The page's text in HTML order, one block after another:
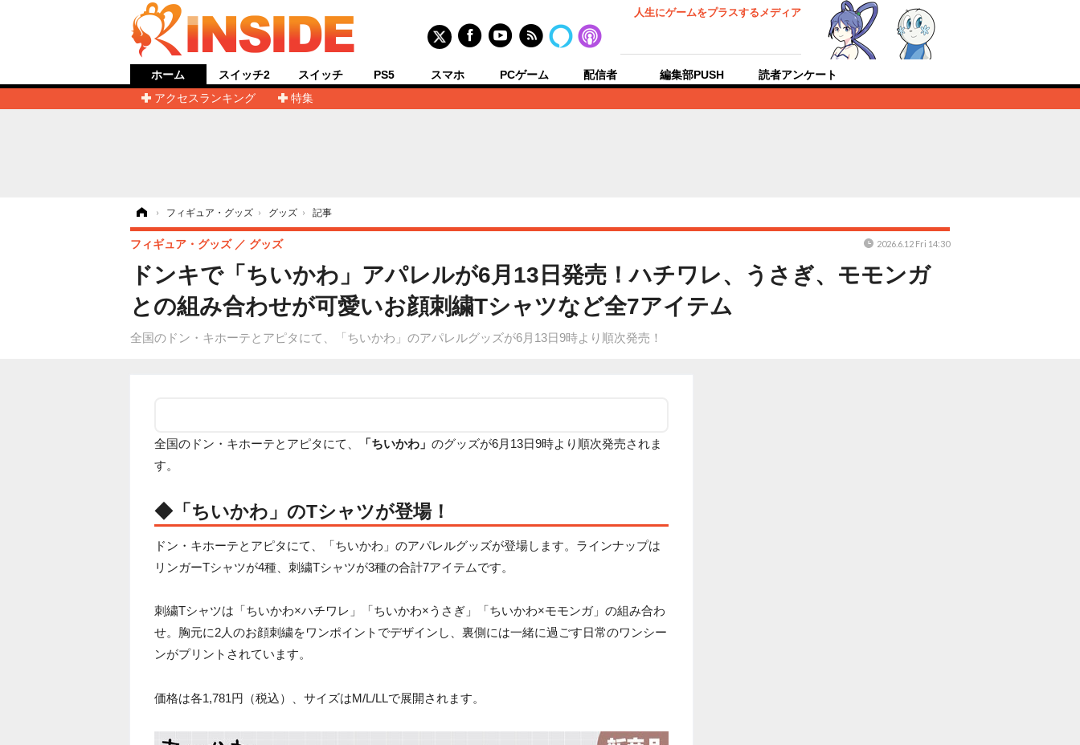
人生にゲームをプラスするメディア
ホーム
アクセスランキング
特集
スイッチ2 スイッチ PS5 スマホ PCゲーム 配信者 編集部PUSH 読者アンケート
› フィギュア・グッズ › グッズ › 記事
ドンキで「ちいかわ」アパレルが6月13日発売！ハチワレ、うさぎ、モモンガ
との組み合わせが可愛いお顔刺繍Tシャツなど全7アイテム
全国のドン・キホーテとアピタにて、「ちいかわ」のアパレルグッズが6月13日9時より順次発売！
フィギュア・グッズ グッズ 2026.6.12 Fri 14:30
全国のドン・キホーテとアピタにて、 「ちいかわ」 のグッズが6月13日9時より順次発売されま
す。
◆「ちいかわ」のTシャツが登場！
ドン・キホーテとアピタにて、「ちいかわ」のアパレルグッズが登場します。ラインナップは
リンガーTシャツが4種、刺繍Tシャツが3種の合計7アイテムです。
刺繍Tシャツは「ちいかわ×ハチワレ」「ちいかわ×うさぎ」「ちいかわ×モモンガ」の組み合わ
せ。胸元に2人のお顔刺繍をワンポイントでデザインし、裏側には一緒に過ごす日常のワンシー
ンがプリントされています。
価格は各1,781円（税込）、サイズはM/L/LLで展開されます。